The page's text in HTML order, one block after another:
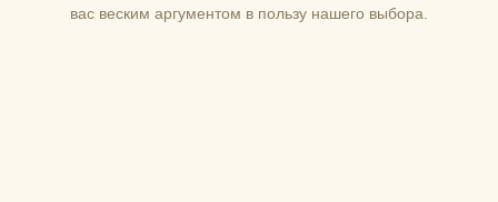
вас веским аргументом в пользу нашего выбора.